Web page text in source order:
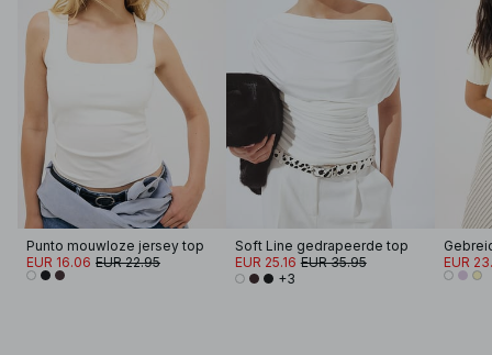
Punto mouwloze jersey top
EUR 16.06 EUR 22.95
Soft Line gedrapeerde top
EUR 25.16 EUR 35.95
+3
EUR